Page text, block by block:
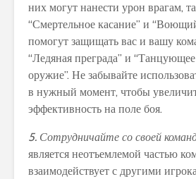
них могут нанести урон врагам,
“Смертельное касание” и
помогут защищать вас и вашу
“Ледяная преграда” и
оружие”. Не забывайте
в нужный момент, чтобы
эффективность на поле боя.
5. Сотрудничайте со своей
является неотъемлемой частью
взаимодействует с другими